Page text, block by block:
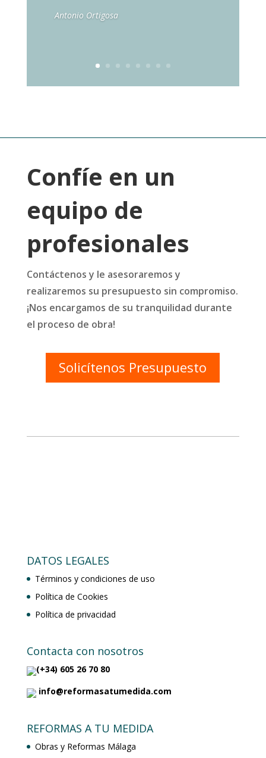
Antonio Ortigosa
Confíe en un
equipo de
profesionales
Contáctenos y le asesoraremos y
realizaremos su presupuesto sin compromiso.
¡Nos encargamos de su tranquilidad durante
el proceso de obra!
Solicítenos Presupuesto
DATOS LEGALES
Términos y condiciones de uso
Política de Cookies
Política de privacidad
Contacta con nosotros
(+34) 605 26 70 80
info@reformasatumedida.com
REFORMAS A TU MEDIDA
Obras y Reformas Málaga